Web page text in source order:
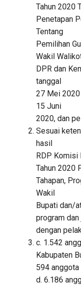
Tahun 2020
Penetapan
Tentang
Pemilihan
Wakil
DPR dan
tanggal
27 Mei 2020
15 Juni
2020, dan
Sesuai
hasil
RDP Komisi
Tahun 2020
Tahapan,
Wakil
Bupati dan/
program
dengan
c. 1.542
Kabupaten
594 anggota
d. 6.186